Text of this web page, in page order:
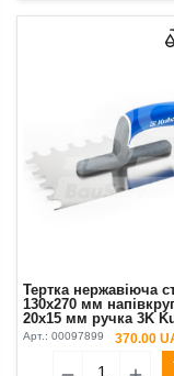
Тертка нержавіюча
130х270 мм
20x15 мм ручка 3K
Арт.: 00097899 370.00